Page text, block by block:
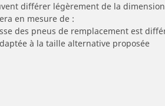
différer légèrement de la
en mesure de :
des pneus de remplacement est
à la taille alternative proposée